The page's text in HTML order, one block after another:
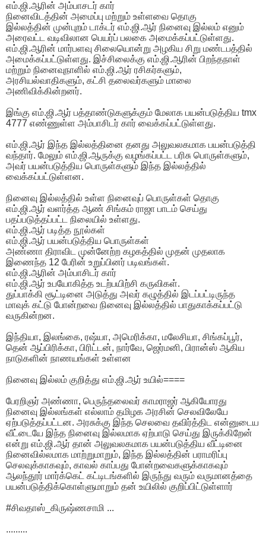
எம்.ஜி.ஆரின் அம்பாசடர் கார்
நினைவிடத்தின் அமைப்பு மற்றும் உள்ளவை தொகு
இல்லத்தின் முன்புறம் டாக்டர் எம்.ஜி.ஆர் நினைவு இல்லம் எனும்
அரைவட்ட வடிவிலான பெயர்ப் பலகை அமைக்கப்பட்டுள்ளது.
எம்.ஜி.ஆரின் மார்பளவு சிலையொன்று அழகிய சிறு மண்டபத்தில்
அமைக்கப்பட்டுள்ளது. இச்சிலைக்கு எம்.ஜி.ஆரின் பிறந்தநாள்
மற்றும் நினைவுநாளில் எம்.ஜி.ஆர் ரசிகர்களும்,
அரசியல்வாதிகளும், கட்சி தலைவர்களும் மாலை
அணிவிக்கின்றனர்.
இங்கு எம்.ஜி.ஆர் பத்தாண்டுகளுக்கும் மேலாக பயன்படுத்திய tmx
4777 எண்ணுள்ள அம்பாசிடர் கார் வைக்கப்பட்டுள்ளது.
எம்.ஜி.ஆர் இந்த இல்லத்தினை தனது அலுவலகமாக பயன்படுத்தி
வந்தார். மேலும் எம்.ஜி.ஆருக்கு வழங்கப்பட்ட பரிசு பொருள்களும்,
அவர் பயன்படுத்திய பொருள்களும் இந்த இல்லத்தில்
வைக்கப்பட்டுள்ளன.
நினைவு இல்லத்தில் உள்ள நினைவுப் பொருள்கள் தொகு
எம்.ஜி.ஆர் வளர்த்த ஆண் சிங்கம் ராஜா பாடம் செய்து
பதப்படுத்தப்பட்ட நிலையில் உள்ளது.
எம்.ஜி.ஆர் படித்த நூல்கள்
எம்.ஜி.ஆர் பயன்படுத்திய பொருள்கள்
அண்ணா திராவிட முன்னேற்ற கழகத்தில் முதன் முதலாக
இணைந்த 12 பேரின் உறுப்பினர் படிவங்கள்.
எம்.ஜி.ஆரின் அம்பாசிடர் கார்
எம்.ஜி.ஆர் உபயோகித்த உடற்பயிற்சி கருவிகள்.
துப்பாக்கி சூட்டினை அடுத்து அவர் கழுத்தில் இடப்பட்டிருந்த
மாவுக் கட்டு போன்றவை நினைவு இல்லத்தில் பாதுகாக்கப்பட்டு
வருகின்றன.
இந்தியா, இலங்கை, ரஷ்யா, அமெரிக்கா, மலேசியா, சிங்கப்பூர்,
தென் ஆப்பிரிக்கா, பிரிட்டன், நார்வே, ஜெர்மனி, பிரான்ஸ் ஆகிய
நாடுகளின் நாணயங்கள் உள்ளன
நினைவு இல்லம் குறித்து எம்.ஜி.ஆர் உயில்====
பேரறிஞர் அண்ணா, பெருந்தலைவர் காமராஜர் ஆகியோரது
நினைவு இல்லங்கள் எல்லாம் தமிழக அரசின் செலவிலேயே
ஏற்படுத்தப்பட்டன. அரசுக்கு இந்த செலவை தவிர்த்திட என்னுடைய
வீட்டையே இந்த நினைவு இல்லமாக ஏற்பாடு செய்து இருக்கிறேன்
என்று எம்.ஜி.ஆர் தான் அலுவலகமாக பயன்படுத்திய வீட்டினை
நினைவில்லமாக மாற்றுமாறும், இந்த இல்லத்தின் பராமரிப்பு
செலவுக்காகவும், காவல் காப்பது போன்றவைகளுக்காகவும்
ஆலந்தூர் மார்க்கெட் கட்டிடங்களில் இருந்து வரும் வருமானத்தை
பயன்படுத்திக்கொள்ளுமாறும் தன் உயிலில் குறிப்பிட்டுள்ளார்
#சிவதாஸ்_கிருஷ்ணசாமி ...
.........